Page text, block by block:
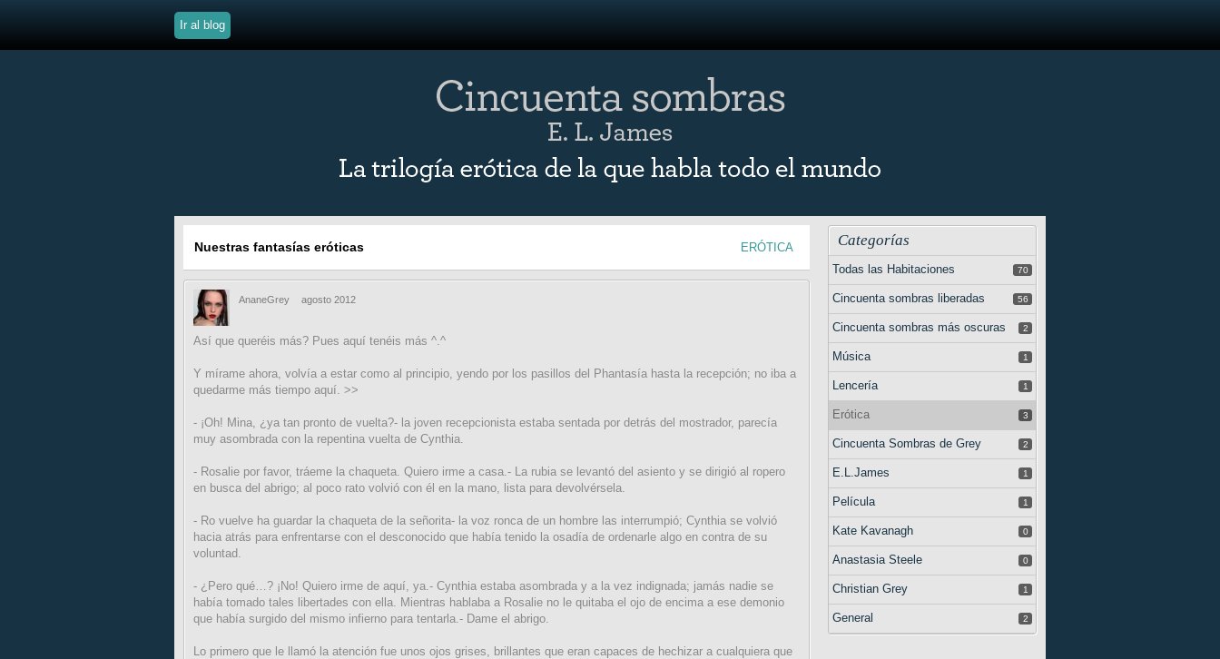
Ir al blog
ERÓTICA
Nuestras fantasías eróticas
AnaneGrey agosto 2012
Así que queréis más? Pues aquí tenéis más ^.^
Y mírame ahora, volvía a estar como al principio, yendo por los pasillos del Phantasía hasta la recepción; no iba a
quedarme más tiempo aquí. >>
- ¡Oh! Mina, ¿ya tan pronto de vuelta?- la joven recepcionista estaba sentada por detrás del mostrador, parecía
muy asombrada con la repentina vuelta de Cynthia.
- Rosalie por favor, tráeme la chaqueta. Quiero irme a casa.- La rubia se levantó del asiento y se dirigió al ropero
en busca del abrigo; al poco rato volvió con él en la mano, lista para devolvérsela.
- Ro vuelve ha guardar la chaqueta de la señorita- la voz ronca de un hombre las interrumpió; Cynthia se volvió
hacia atrás para enfrentarse con el desconocido que había tenido la osadía de ordenarle algo en contra de su
voluntad.
- ¿Pero qué…? ¡No! Quiero irme de aquí, ya.- Cynthia estaba asombrada y a la vez indignada; jamás nadie se
había tomado tales libertades con ella. Mientras hablaba a Rosalie no le quitaba el ojo de encima a ese demonio
que había surgido del mismo infierno para tentarla.- Dame el abrigo.
Lo primero que le llamó la atención fue unos ojos grises, brillantes que eran capaces de hechizar a cualquiera que
Categorías
Todas las Habitaciones 70
Cincuenta sombras liberadas 56
Cincuenta sombras más oscuras 2
Música 1
Lencería 1
Erótica 3
Cincuenta Sombras de Grey 2
E.L.James 1
Película 1
Kate Kavanagh 0
Anastasia Steele 0
Christian Grey 1
General 2